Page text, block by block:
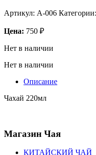
Артикул: А-006 Категории:
Цена: 750 ₽
Нет в наличии
Нет в наличии
Описание
Чахай 220мл
Магазин Чая
КИТАЙСКИЙ ЧАЙ